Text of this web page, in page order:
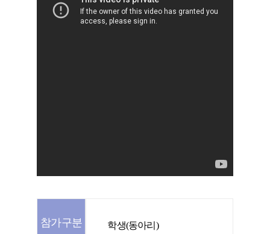
참가구분 학생(동아리)